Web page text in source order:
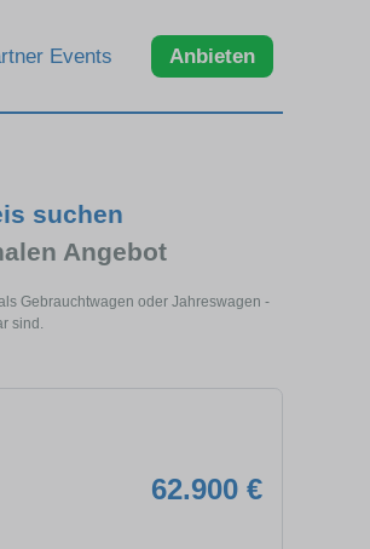
Events Anbieten
suchen
Angebot
Gebrauchtwagen oder Jahreswagen -
sind.
62.900 €